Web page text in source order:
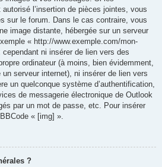
l’insertion de pièces jointes, vous
sur le forum. Dans le cas contraire, vous
image distante, hébergée sur un serveur
« http://www.exemple.com/mon-
ni insérer de lien vers des
ordinateur (à moins, bien évidemment,
serveur internet), ni insérer de lien vers
un quelconque système d’authentification,
de messagerie électronique de Outlook
par un mot de passe, etc. Pour insérer
« [img] ».
?